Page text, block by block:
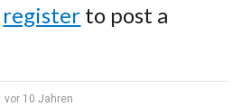
register to post a
vor 10 Jahren